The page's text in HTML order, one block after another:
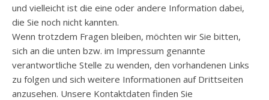
und vielleicht ist die eine oder andere Information dabei,
die Sie noch nicht kannten.
Wenn trotzdem Fragen bleiben, möchten wir Sie bitten,
sich an die unten bzw. im Impressum genannte
verantwortliche Stelle zu wenden, den vorhandenen Links
zu folgen und sich weitere Informationen auf Drittseiten
anzusehen. Unsere Kontaktdaten finden Sie